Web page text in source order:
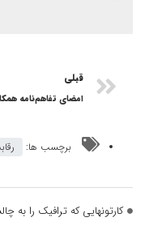
قبلی
برچسب ها:
کارتونهایی که ترافیک را به